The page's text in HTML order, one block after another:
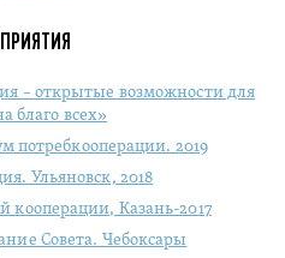
– открытые возможности для
благо всех»
2019
Ульяновск, 2018
кооперации, Казань-2017
Совета. Чебоксары